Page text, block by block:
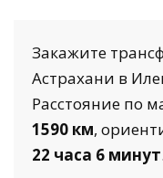
Закажите
Астрахани в
Расстояние по
1590 км,
22 часа 6 минут.